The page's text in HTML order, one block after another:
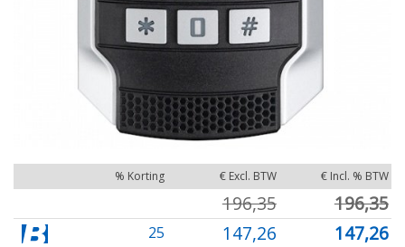
% Korting € Excl. BTW € Incl. % BTW
196,35 196,35
25 147,26 147,26